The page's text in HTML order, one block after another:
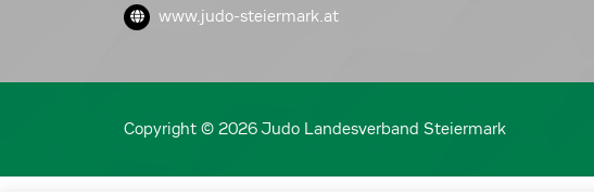
www.judo-steiermark.at
Copyright © 2026 Judo Landesverband Steiermark